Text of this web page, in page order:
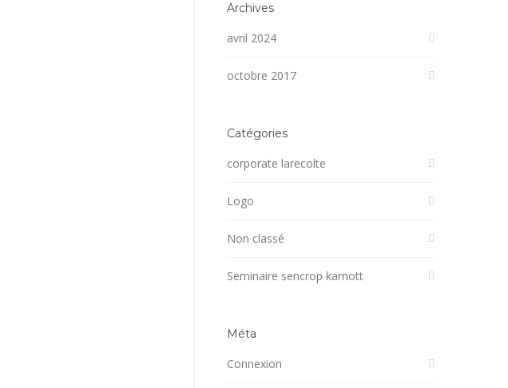
Archives
avril 2024
octobre 2017
Catégories
corporate larecolte
Logo
Non classé
Seminaire sencrop karnott
Méta
Connexion